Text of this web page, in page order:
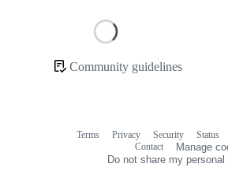
Community guidelines
Terms Privacy Security Status
Contact
Manage
Do not share my personal